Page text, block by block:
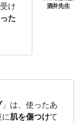
け
た
」は、使ったあ
肌を傷つけて